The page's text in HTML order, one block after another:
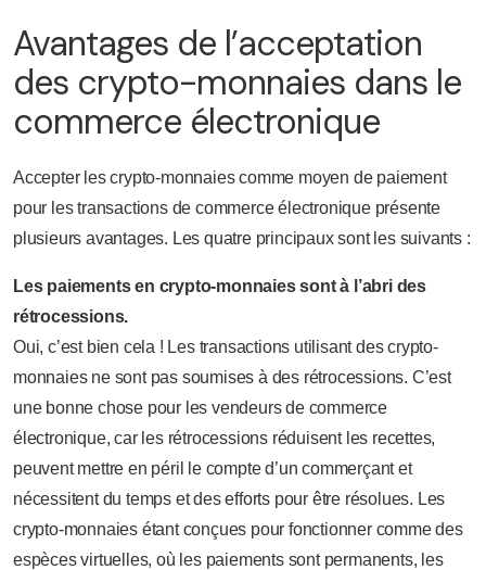
Avantages de l’acceptation
des crypto-monnaies dans le
commerce électronique
Accepter les crypto-monnaies comme moyen de paiement
pour les transactions de commerce électronique présente
plusieurs avantages. Les quatre principaux sont les suivants :
Les paiements en crypto-monnaies sont à l’abri des
rétrocessions.
Oui, c’est bien cela ! Les transactions utilisant des crypto-
monnaies ne sont pas soumises à des rétrocessions. C’est
une bonne chose pour les vendeurs de commerce
électronique, car les rétrocessions réduisent les recettes,
peuvent mettre en péril le compte d’un commerçant et
nécessitent du temps et des efforts pour être résolues. Les
crypto-monnaies étant conçues pour fonctionner comme des
espèces virtuelles, où les paiements sont permanents, les